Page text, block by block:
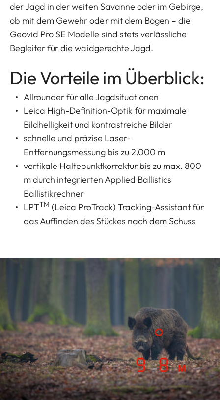
der Jagd in der weiten Savanne oder im Gebirge,
ob mit dem Gewehr oder mit dem Bogen – die
Geovid Pro SE Modelle sind stets verlässliche
Begleiter für die waidgerechte Jagd.
Die Vorteile im Überblick:
Allrounder für alle Jagdsituationen
Leica High-Definition-Optik für maximale
Bildhelligkeit und kontrastreiche Bilder
schnelle und präzise Laser-
Entfernungsmessung bis zu 2.000 m
vertikale Haltepunktkorrektur bis zu max. 800
m durch integrierten Applied Ballistics
Ballistikrechner
LPTTM (Leica ProTrack) Tracking-Assistant für
das Auffinden des Stückes nach dem Schuss